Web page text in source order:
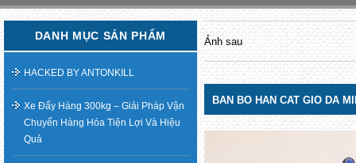
Ảnh sau
BAN BO HAN CAT GIO DA
DANH MỤC SẢN PHẨM
HACKED BY ANTONKILL
Xe Đẩy Hàng 300kg – Giải Pháp Vận
Chuyển Hàng Hóa Tiện Lợi Và Hiệu
Quả